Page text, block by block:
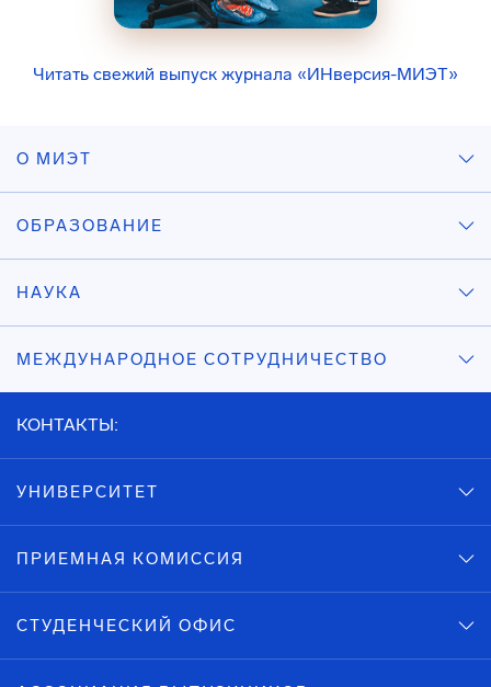
Читать свежий выпуск журнала «ИНверсия-МИЭТ»
О МИЭТ
ОБРАЗОВАНИЕ
НАУКА
МЕЖДУНАРОДНОЕ СОТРУДНИЧЕСТВО
КОНТАКТЫ:
УНИВЕРСИТЕТ
ПРИЕМНАЯ КОМИССИЯ
СТУДЕНЧЕСКИЙ ОФИС